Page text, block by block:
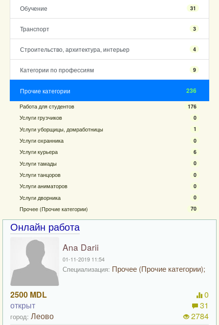
Обучение 31
Транспорт 3
Строительство, архитектура, интерьер 4
Категории по профессиям 9
Прочие категории 236
Работа для студентов 176
Услуги грузчиков 0
Услуги уборщицы, домработницы 1
Услуги охранника 0
Услуги курьера 6
Услуги тамады 0
Услуги танцоров 0
Услуги аниматоров 0
Услуги дворника 0
Прочее (Прочие категории) 70
Онлайн работа
Ana Darii
01-11-2019 11:54
Специализация: Прочее (Прочие категории);
2500 MDL
открыт
город: Леово
0
31
2784